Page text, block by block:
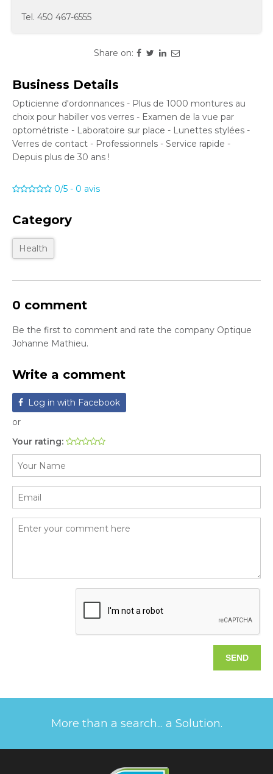
Tel. 450 467-6555
Share on:
Business Details
Opticienne d'ordonnances - Plus de 1000 montures au
choix pour habiller vos verres - Examen de la vue par
optométriste - Laboratoire sur place - Lunettes stylées -
Verres de contact - Professionnels - Service rapide -
Depuis plus de 30 ans !
0/5 - 0 avis
Category
Health
0 comment
Be the first to comment and rate the company Optique
Johanne Mathieu.
Write a comment
Log in with Facebook
or
Your rating:
More than a search... a Solution.